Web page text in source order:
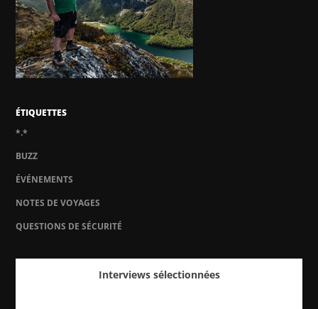
ÉTIQUETTES
*.*
BUZZ
ÉVÉNEMENTS
NOTES DE VOYAGES
QUESTIONS DE SÉCURITÉ
Interviews sélectionnées